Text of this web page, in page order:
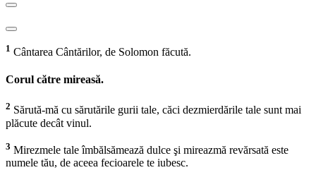
1 Cântarea Cântărilor, de Solomon făcută.
Corul către mireasă.
2 Sărută-mă cu sărutările gurii tale, căci dezmierdările tale sunt mai
plăcute decât vinul.
3 Mirezmele tale îmbălsămează dulce şi mireazmă revărsată este
numele tău, de aceea fecioarele te iubesc.